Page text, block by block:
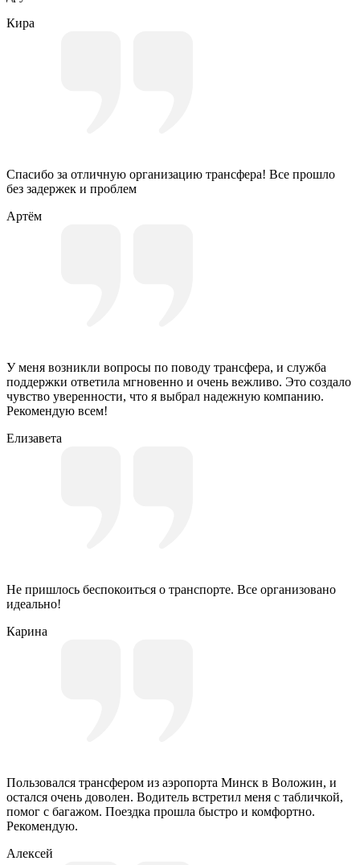
Кира
Спасибо за отличную организацию трансфера! Все прошло
без задержек и проблем
Артём
У меня возникли вопросы по поводу трансфера, и служба
поддержки ответила мгновенно и очень вежливо. Это создало
чувство уверенности, что я выбрал надежную компанию.
Рекомендую всем!
Елизавета
Не пришлось беспокоиться о транспорте. Все организовано
идеально!
Карина
Пользовался трансфером из аэропорта Минск в Воложин, и
остался очень доволен. Водитель встретил меня с табличкой,
помог с багажом. Поездка прошла быстро и комфортно.
Рекомендую.
Алексей